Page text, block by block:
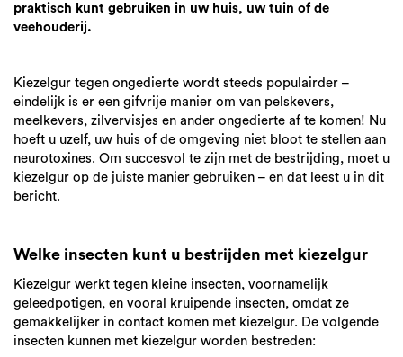
praktisch kunt gebruiken in uw huis, uw tuin of de
veehouderij.
Kiezelgur tegen ongedierte wordt steeds populairder –
eindelijk is er een gifvrije manier om van pelskevers,
meelkevers, zilvervisjes en ander ongedierte af te komen! Nu
hoeft u uzelf, uw huis of de omgeving niet bloot te stellen aan
neurotoxines. Om succesvol te zijn met de bestrijding, moet u
kiezelgur op de juiste manier gebruiken – en dat leest u in dit
bericht.
Welke insecten kunt u bestrijden met kiezelgur
Kiezelgur werkt tegen kleine insecten, voornamelijk
geleedpotigen, en vooral kruipende insecten, omdat ze
gemakkelijker in contact komen met kiezelgur. De volgende
insecten kunnen met kiezelgur worden bestreden: